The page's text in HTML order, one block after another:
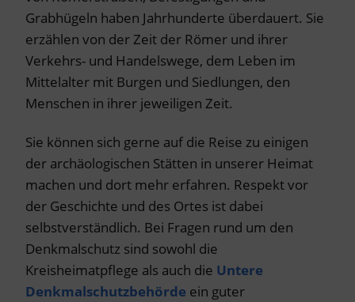
Grabhügeln haben Jahrhunderte überdauert. Sie
erzählen von der Zeit der Römer und ihrer
Verkehrs- und Handelswege, dem Leben im
Mittelalter mit Burgen und Siedlungen, den
Menschen in ihrer jeweiligen Zeit.
Sie können sich gerne auf die Reise zu einigen
der archäologischen Stätten in unserer Heimat
machen und dort mehr erfahren. Respekt vor
der Geschichte und des Ortes ist dabei
selbstverständlich. Bei Fragen rund um den
Denkmalschutz sind sowohl die
Kreisheimatpflege als auch die Untere
Denkmalschutzbehörde ein guter